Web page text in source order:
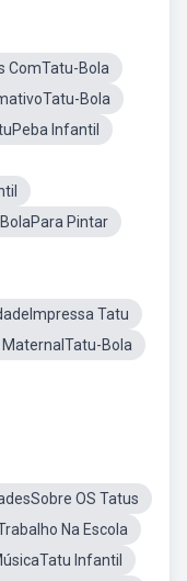
ComTatu-Bola
Bola
Infantil
Pintar
Tatu
Bola
OS Tatus
Na Escola
Infantil